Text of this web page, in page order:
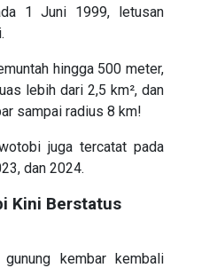
1 Juni 1999, letusan
hingga 500 meter,
lebih dari 2,5 km², dan
sampai radius 8 km!
juga tercatat pada
dan 2024.
Kini Berstatus
kembar kembali